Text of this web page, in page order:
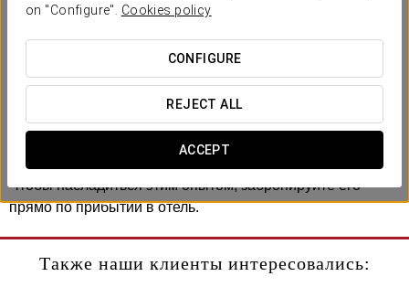
on "Configure". Cookies policy
CONFIGURE
REJECT ALL
ACCEPT
9€ с человека
Дом Ботинес
Дополните своё пребывание в городе, купив билеты без
очередей на посещение Casa Botines – одного из всего
трёх зданий, созданных Антонио Гауди за пределами
Чтобы насладиться этим опытом, забронируйте его
прямо по прибытии в отель.
Также наши клиенты интересовались: